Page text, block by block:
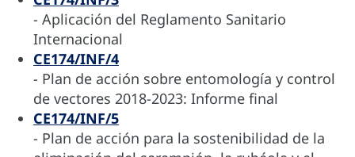
- Aplicación del Reglamento Sanitario
Internacional
CE174/INF/4
- Plan de acción sobre entomología y control
de vectores 2018-2023: Informe final
CE174/INF/5
- Plan de acción para la sostenibilidad de la